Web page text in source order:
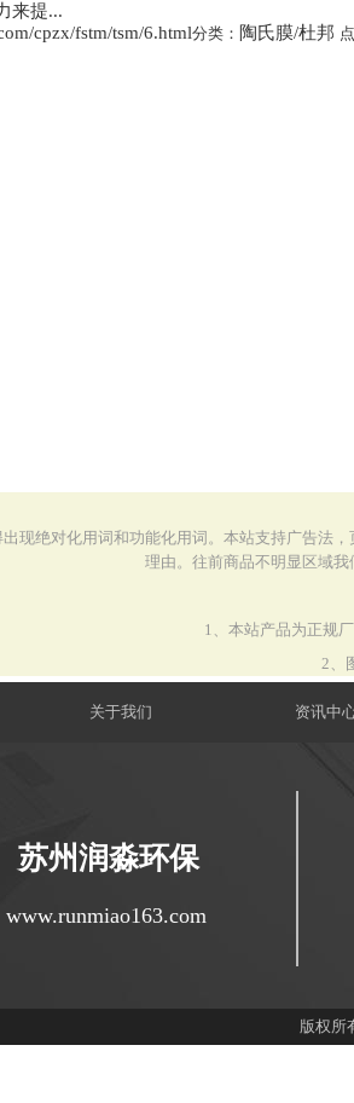
来提...
cpzx/fstm/tsm/6.html分类： 陶氏膜/杜邦
现绝对化用词和功能化用词。本站支持广告法
理由。往前商品不明显区域
1、本站产品为正规
2、
关于我们 资讯中
苏州润淼环保
www.runmiao163.com
版权所